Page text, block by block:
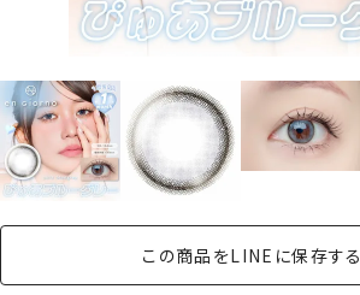
この商品をLINEに保存する